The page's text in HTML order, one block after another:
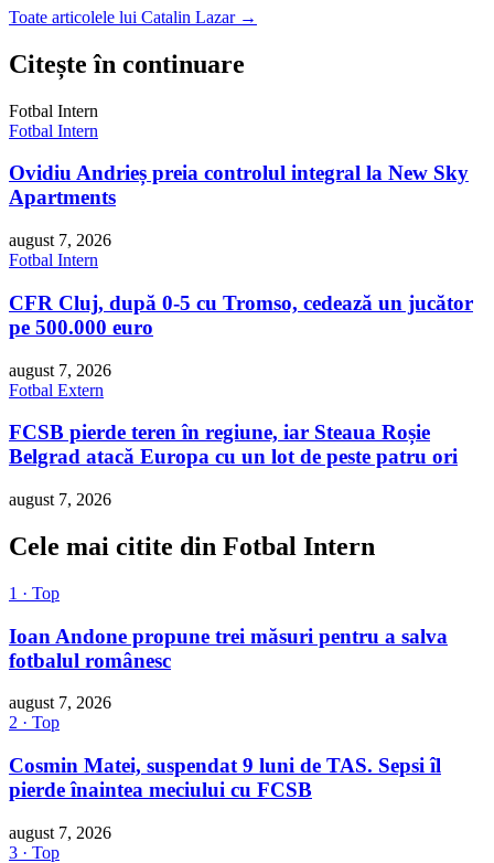
Toate articolele lui Catalin Lazar →
Citește în continuare
Fotbal Intern
Fotbal Intern
Ovidiu Andrieș preia controlul integral la New Sky
Apartments
august 7, 2026
Fotbal Intern
CFR Cluj, după 0-5 cu Tromso, cedează un jucător
pe 500.000 euro
august 7, 2026
Fotbal Extern
FCSB pierde teren în regiune, iar Steaua Roșie
Belgrad atacă Europa cu un lot de peste patru ori
august 7, 2026
Cele mai citite din Fotbal Intern
1 · Top
Ioan Andone propune trei măsuri pentru a salva
fotbalul românesc
august 7, 2026
2 · Top
Cosmin Matei, suspendat 9 luni de TAS. Sepsi îl
pierde înaintea meciului cu FCSB
august 7, 2026
3 · Top